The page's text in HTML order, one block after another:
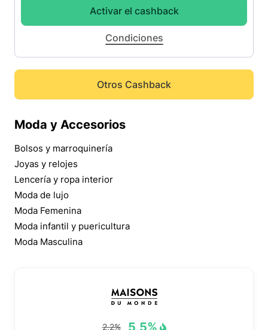
Activar el cashback
Condiciones
Otros Cashback
Moda y Accesorios
Bolsos y marroquinería
Joyas y relojes
Lencería y ropa interior
Moda de lujo
Moda Femenina
Moda infantil y puericultura
Moda Masculina
2,2%